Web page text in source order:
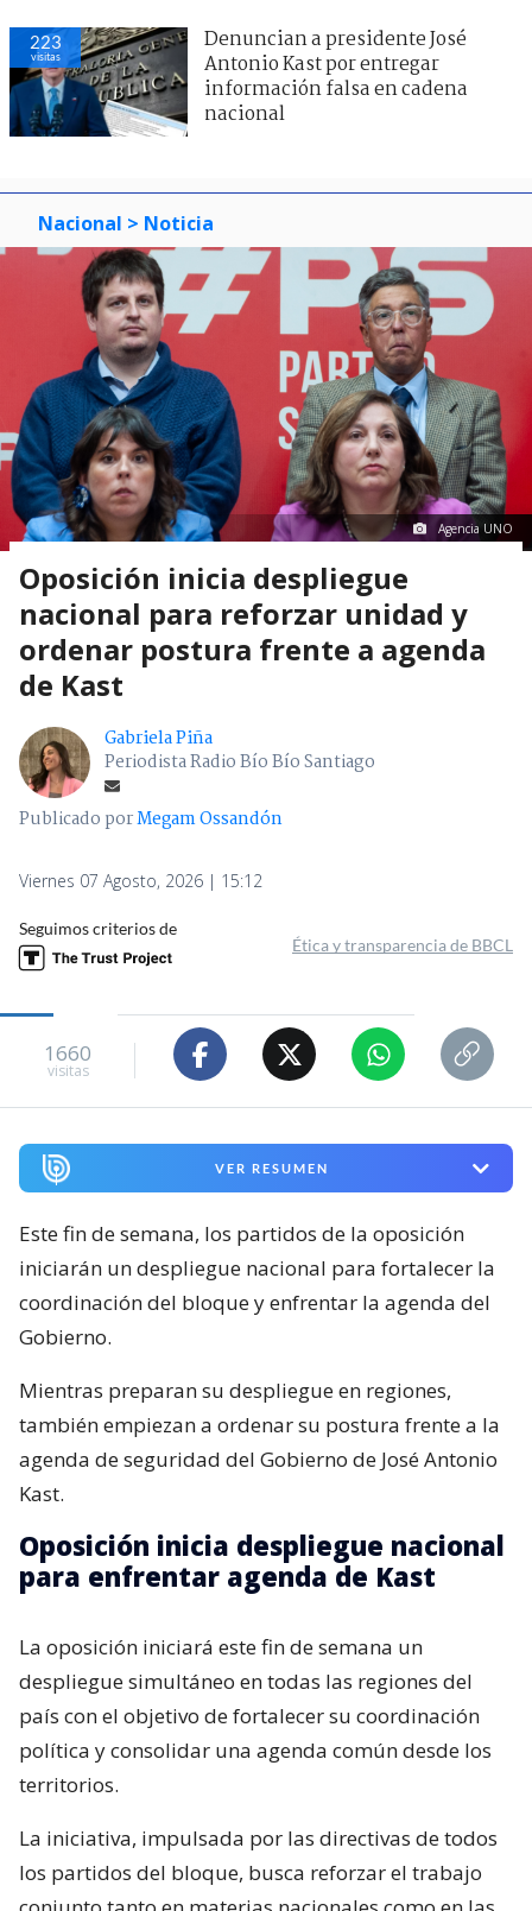
223
visitas
Denuncian a presidente José
Antonio Kast por entregar
información falsa en cadena
nacional
Nacional > Noticia
Agencia UNO
Oposición inicia despliegue
nacional para reforzar unidad y
ordenar postura frente a agenda
de Kast
Gabriela Piña
Periodista Radio Bío Bío Santiago
Publicado porMegam Ossandón
Viernes 07 Agosto, 2026 | 15:12
Seguimos criterios de
Ética y transparencia de BBCL
1660
visitas
VER RESUMEN
Este fin de semana, los partidos de la oposición
iniciarán un despliegue nacional para fortalecer la
coordinación del bloque y enfrentar la agenda del
Gobierno.
Mientras preparan su despliegue en regiones,
también empiezan a ordenar su postura frente a la
agenda de seguridad del Gobierno de José Antonio
Kast.
Oposición inicia despliegue nacional
para enfrentar agenda de Kast
La oposición iniciará este fin de semana un
despliegue simultáneo en todas las regiones del
país con el objetivo de fortalecer su coordinación
política y consolidar una agenda común desde los
territorios.
La iniciativa, impulsada por las directivas de todos
los partidos del bloque, busca reforzar el trabajo